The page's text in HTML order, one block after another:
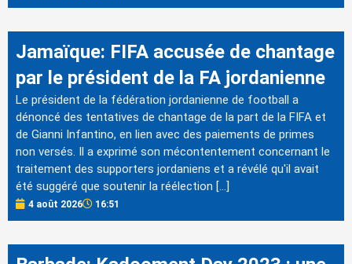
Jamaïque: FIFA accusée de chantage
par le président de la FA jordanienne
Le président de la fédération jordanienne de football a
dénoncé des tentatives de chantage de la part de la FIFA et
de Gianni Infantino, en lien avec des paiements de primes
non versés. Il a exprimé son mécontentement concernant le
traitement des supporters jordaniens et a révélé qu'il avait
été suggéré que soutenir la réélection […]
4 août 2026 16:51